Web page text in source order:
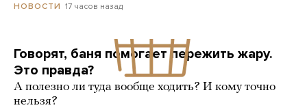
НОВОСТИ 17 часов назад
Говорят, баня помогает пережить жару.
Это правда?
А полезно ли туда вообще ходить? И кому точно
нельзя?